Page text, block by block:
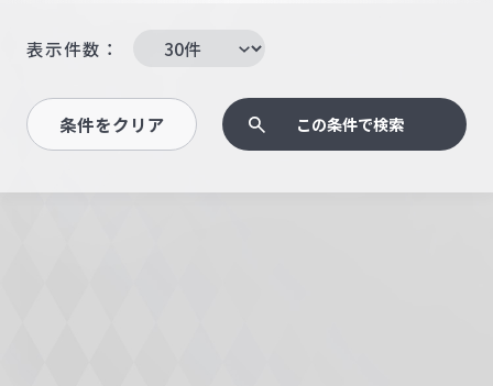
表示件数：
条件をクリア この条件で検索